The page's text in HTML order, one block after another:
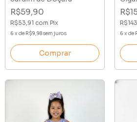
R$59,90
R$53,91 com Pix
6 x de R$9,98sem juros
Comprar
6 x de